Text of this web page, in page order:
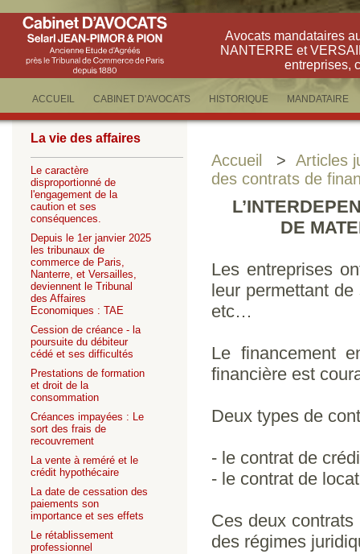
Avocats mandataires
NANTERRE et
entreprises,
ACCUEIL CABINET D'AVOCATS HISTORIQUE MANDATAIRE
La vie des affaires
Le caractère
disproportionné de
l'engagement de la
caution et ses
conséquences.
Depuis le 1er janvier 2025
les tribunaux de
commerce de Paris,
Nanterre, et Versailles,
deviennent le Tribunal
des Affaires
Economiques : TAE
Cession de créance - la
poursuite du débiteur
cédé et ses difficultés
Prestations de formation
et droit de la
consommation
Créances impayées : Le
sort des frais de
recouvrement
La vente à reméré et le
crédit hypothécaire
La date de cessation des
paiements son
importance et ses effets
Le rétablissement
professionnel
Accueil > Articles
des contrats de
DE
Les entreprises
leur permettant de
etc…
Le financement
financière est
Deux types de
- le contrat de
- le contrat de
Ces deux
des régimes